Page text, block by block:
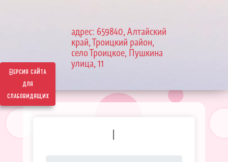
Версия сайта
для
слабовидящих
адрес: 659840, Алтайский
край, Троицкий район,
село Троицкое, Пушкина
улица, 11
I